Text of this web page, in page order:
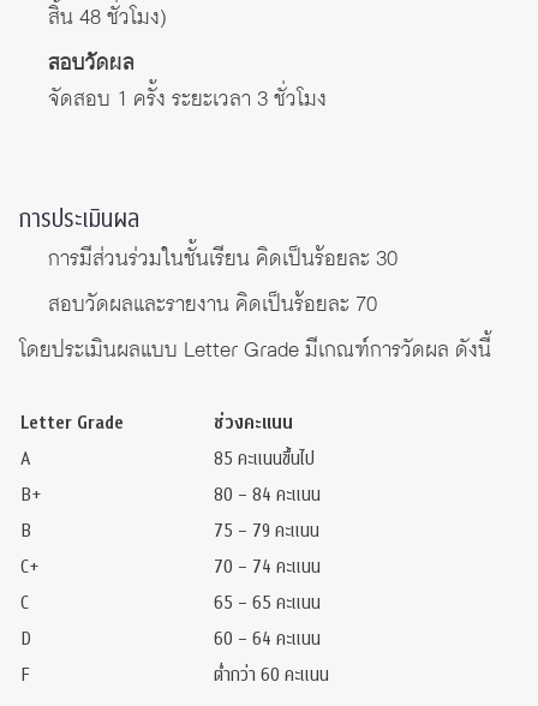
สิ้น 48 ชั่วโมง)
สอบวัดผล
จัดสอบ 1 ครั้ง ระยะเวลา 3 ชั่วโมง
การประเมินผล
การมีส่วนร่วมในชั้นเรียน คิดเป็นร้อยละ 30
สอบวัดผลและรายงาน คิดเป็นร้อยละ 70
โดยประเมินผลแบบ Letter Grade มีเกณฑ์การวัดผล ดังนี้
Letter Grade
ช่วงคะแนน
A
85 คะแนนขึ้นไป
B+
80 – 84 คะแนน
B
75 – 79 คะแนน
C+
70 – 74 คะแนน
C
65 – 65 คะแนน
D
60 – 64 คะแนน
F
ต่ำกว่า 60 คะแนน